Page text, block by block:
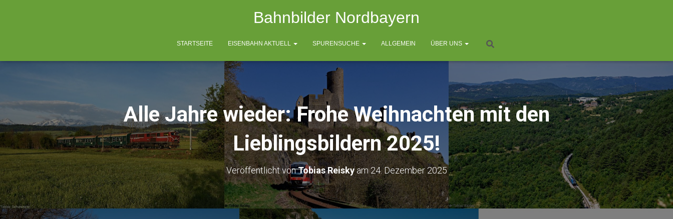
Bahnbilder Nordbayern
STARTSEITE EISENBAHN AKTUELL SPURENSUCHE ALLGEMEIN ÜBER UNS
Alle Jahre wieder: Frohe Weihnachten mit den
Lieblingsbildern 2025!
Veröffentlicht vonTobias Reiskyam24. Dezember 2025